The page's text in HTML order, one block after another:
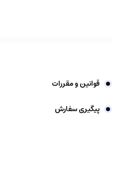
قوانین و مقررات
پیگیری سفارش